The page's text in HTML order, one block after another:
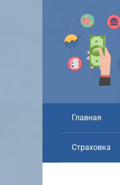
Главная
Страховка